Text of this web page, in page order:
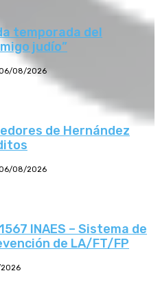
temporada del
judío”
08/2026
de Hernández
08/2026
INAES – Sistema de
de LA/FT/FP